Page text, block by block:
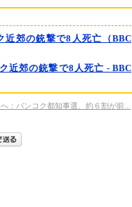
近郊の銃撃で8人死亡（BBC
近郊の銃撃で8人死亡 - BBC
：バンコク都知事選、約６割が前...